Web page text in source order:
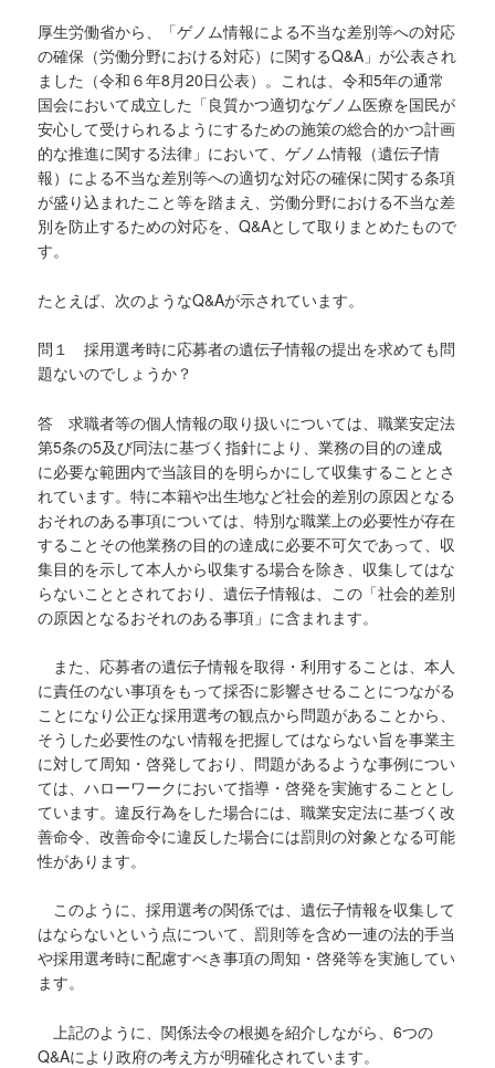
厚生労働省から、「ゲノム情報による不当な差別等への対応
の確保（労働分野における対応）に関するQ&A」が公表され
ました（令和６年8月20日公表）。これは、令和5年の通常
国会において成立した「良質かつ適切なゲノム医療を国民が
安心して受けられるようにするための施策の総合的かつ計画
的な推進に関する法律」において、ゲノム情報（遺伝子情
報）による不当な差別等への適切な対応の確保に関する条項
が盛り込まれたこと等を踏まえ、労働分野における不当な差
別を防止するための対応を、Q&Aとして取りまとめたもので
す。
たとえば、次のようなQ&Aが示されています。
問１ 採用選考時に応募者の遺伝子情報の提出を求めても問
題ないのでしょうか？
答 求職者等の個人情報の取り扱いについては、職業安定法
第5条の5及び同法に基づく指針により、業務の目的の達成
に必要な範囲内で当該目的を明らかにして収集することとさ
れています。特に本籍や出生地など社会的差別の原因となる
おそれのある事項については、特別な職業上の必要性が存在
することその他業務の目的の達成に必要不可欠であって、収
集目的を示して本人から収集する場合を除き、収集してはな
らないこととされており、遺伝子情報は、この「社会的差別
の原因となるおそれのある事項」に含まれます。
また、応募者の遺伝子情報を取得・利用することは、本人
に責任のない事項をもって採否に影響させることにつながる
ことになり公正な採用選考の観点から問題があることから、
そうした必要性のない情報を把握してはならない旨を事業主
に対して周知・啓発しており、問題があるような事例につい
ては、ハローワークにおいて指導・啓発を実施することとし
ています。違反行為をした場合には、職業安定法に基づく改
善命令、改善命令に違反した場合には罰則の対象となる可能
性があります。
このように、採用選考の関係では、遺伝子情報を収集して
はならないという点について、罰則等を含め一連の法的手当
や採用選考時に配慮すべき事項の周知・啓発等を実施してい
ます。
上記のように、関係法令の根拠を紹介しながら、6つの
Q&Aにより政府の考え方が明確化されています。